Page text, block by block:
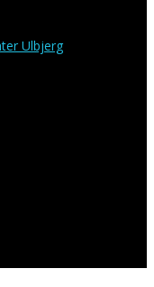
Ulbjerg